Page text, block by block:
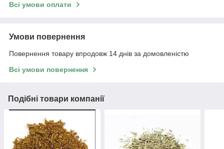
Всі умови оплати
Умови повернення
Повернення товару впродовж 14 днів за домовленістю
Всі умови повернення
Подібні товари компанії